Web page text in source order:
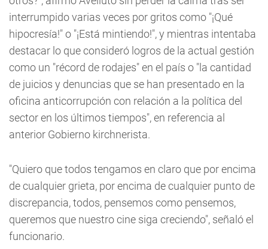
interrumpido varias veces por gritos como "¡Qué
hipocresía!" o "¡Está mintiendo!", y mientras intentaba
destacar lo que consideró logros de la actual gestión
como un "récord de rodajes" en el país o "la cantidad
de juicios y denuncias que se han presentado en la
oficina anticorrupción con relación a la política del
sector en los últimos tiempos", en referencia al
anterior Gobierno kirchnerista.
"Quiero que todos tengamos en claro que por encima
de cualquier grieta, por encima de cualquier punto de
discrepancia, todos, pensemos como pensemos,
queremos que nuestro cine siga creciendo", señaló el
funcionario.